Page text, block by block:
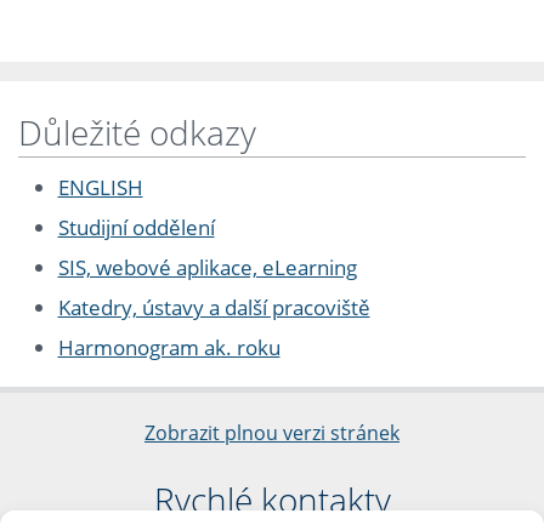
Důležité odkazy
ENGLISH
Studijní oddělení
SIS, webové aplikace, eLearning
Katedry, ústavy a další pracoviště
Harmonogram ak. roku
Zobrazit plnou verzi stránek
Rychlé kontakty